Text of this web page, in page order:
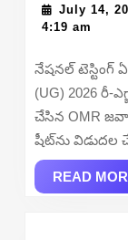
Re-
OMR
–
July 14,
4:19 am
నేషనల్ టెస్టింగ్
(UG) 2026
చేసిన OMR
షీట్‌ను విడుదల
READ